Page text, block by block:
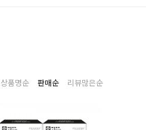
상품명순 판매순 리뷰많은순